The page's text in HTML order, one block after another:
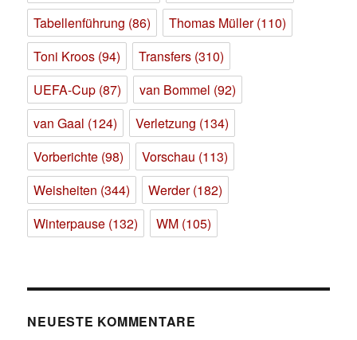
Tabellenführung (86) Thomas Müller(110)
Toni Kroos (94) Transfers (310)
UEFA-Cup (87) van Bommel (92)
van Gaal (124) Verletzung (134)
Vorberichte (98) Vorschau (113)
Weisheiten (344) Werder(182)
Winterpause (132) WM (105)
NEUESTE KOMMENTARE